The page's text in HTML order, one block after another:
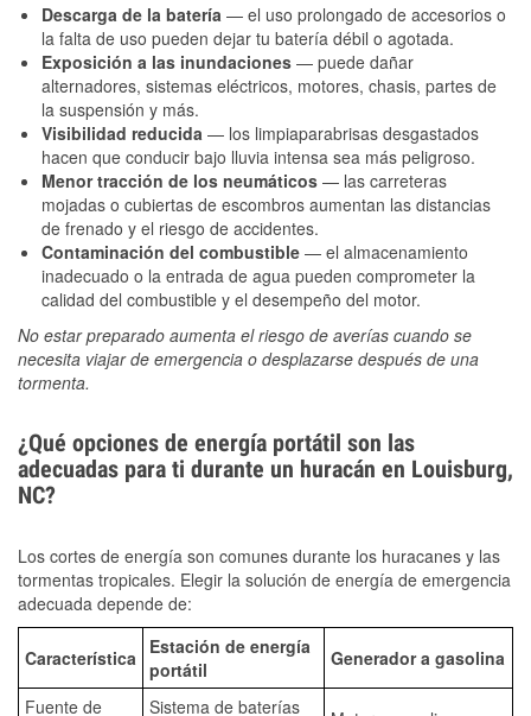
Descarga de la batería — el uso prolongado de accesorios o
la falta de uso pueden dejar tu batería débil o agotada.
Exposición a las inundaciones — puede dañar
alternadores, sistemas eléctricos, motores, chasis, partes de
la suspensión y más.
Visibilidad reducida — los limpiaparabrisas desgastados
hacen que conducir bajo lluvia intensa sea más peligroso.
Menor tracción de los neumáticos — las carreteras
mojadas o cubiertas de escombros aumentan las distancias
de frenado y el riesgo de accidentes.
Contaminación del combustible — el almacenamiento
inadecuado o la entrada de agua pueden comprometer la
calidad del combustible y el desempeño del motor.
No estar preparado aumenta el riesgo de averías cuando se
necesita viajar de emergencia o desplazarse después de una
tormenta.
¿Qué opciones de energía portátil son las
adecuadas para ti durante un huracán en Louisburg,
NC?
Los cortes de energía son comunes durante los huracanes y las
tormentas tropicales. Elegir la solución de energía de emergencia
adecuada depende de:
Característica
Estación de energía
portátil
Generador a gasolina
Fuente de Sistema de baterías